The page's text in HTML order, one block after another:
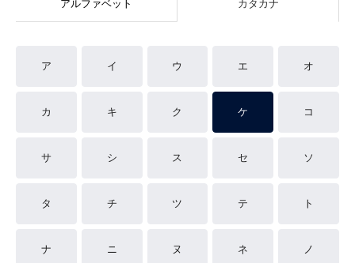
アルファベット カタカナ
ア イ ウ エ オ
カ キ ク ケ コ
サ シ ス セ ソ
タ チ ツ テ ト
ナ ニ ヌ ネ ノ